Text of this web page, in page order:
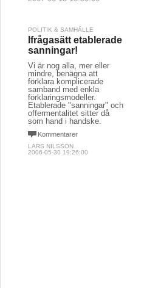
POLITIK & SAMHÄLLE
Ifrågasätt etablerade
sanningar!
Vi är nog alla, mer eller
mindre, benägna att
förklara komplicerade
samband med enkla
förklaringsmodeller.
Etablerade "sanningar" och
offermentalitet sitter då
som hand i handske.
Kommentarer
LARS NILSSON
2006-05-30 19:26:00